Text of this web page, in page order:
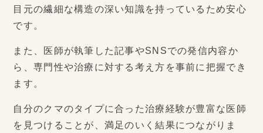
目元の繊細な構造の深い知識を持っているため安心
です。
また、医師が執筆した記事やSNSでの発信内容か
ら、専門性や治療に対する考え方を事前に把握でき
ます。
自分のクマのタイプに合った治療経験が豊富な医師
を見つけることが、満足のいく結果につながりま